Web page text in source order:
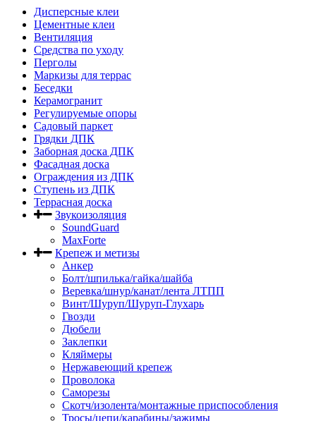
Дисперсные клеи
Цементные клеи
Вентиляция
Средства по уходу
Перголы
Маркизы для террас
Беседки
Керамогранит
Регулируемые опоры
Садовый паркет
Грядки ДПК
Заборная доска ДПК
Фасадная доска
Ограждения из ДПК
Ступень из ДПК
Террасная доска
Звукоизоляция
SoundGuard
MaxForte
Крепеж и метизы
Анкер
Болт/шпилька/гайка/шайба
Веревка/шнур/канат/лента ЛТПП
Винт/Шуруп/Шуруп-Глухарь
Гвозди
Дюбели
Заклепки
Кляймеры
Нержавеющий крепеж
Проволока
Саморезы
Скотч/изолента/монтажные приспособления
Тросы/цепи/карабины/зажимы